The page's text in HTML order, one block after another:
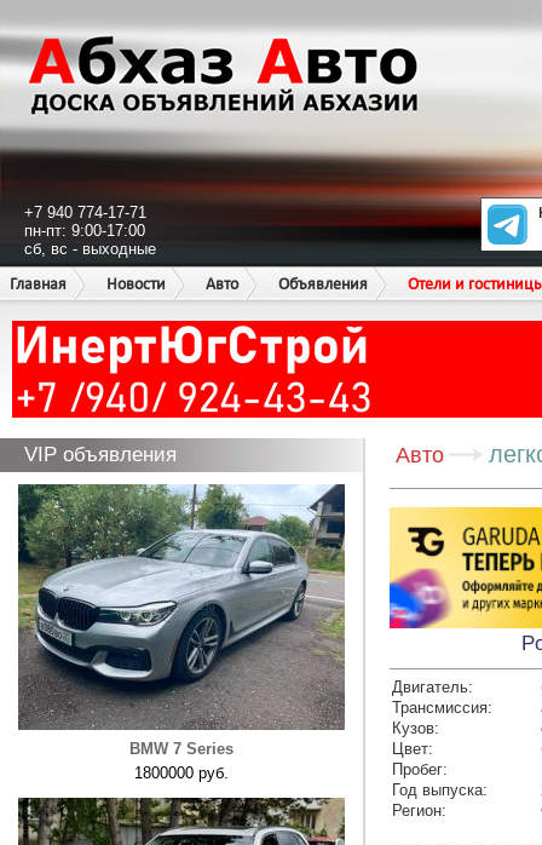
+7 940 774-17-71
пн-пт: 9:00-17:00
сб, вс - выходные
Главная
Новости Авто Объявления Отели и
VIP объявления
BMW 7 Series
1800000 руб.
Авто
Двигатель:
Трансмиссия:
Кузов:
Цвет:
Пробег:
Год выпуска:
Регион: